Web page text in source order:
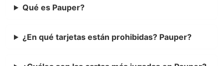
Qué es Pauper?
¿En qué tarjetas están prohibidas? Pauper?